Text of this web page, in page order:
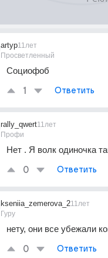
artyp
Просветленный
11лет
Социофоб
1 Ответить
rally_qwert
Профи
11лет
Нет . Я волк одиночка
0 Ответить
kseniia_zemerova_2
Гуру
11лет
нету, они все убежали
0 Ответить